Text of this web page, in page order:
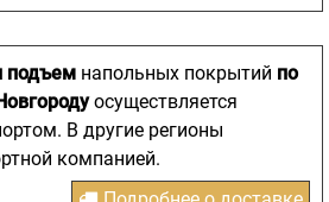
подъем напольных покрытий по
осуществляется
В другие регионы
компанией.